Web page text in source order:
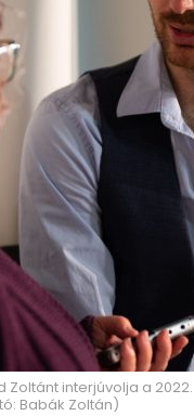
interjúvolja a
Babák Zoltán)